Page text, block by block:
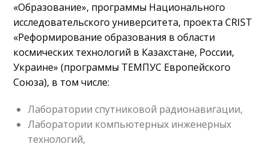
«Образование», программы Национального
исследовательского университета, проекта CRIST
«Реформирование образования в области
космических технологий в Казахстане, России,
Украине» (программы ТЕМПУС Европейского
Союза), в том числе:
Лаборатории спутниковой радионавигации,
Лаборатории компьютерных инженерных
технологий,